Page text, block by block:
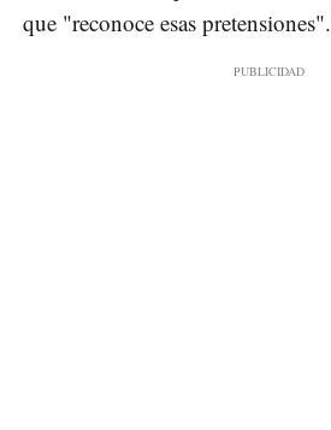
que "reconoce esas pretensiones".